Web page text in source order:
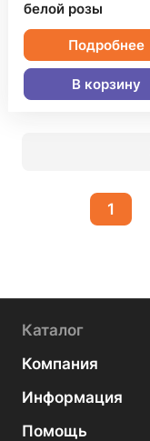
белой розы
Подробнее
В корзину
1
Каталог
Компания
Информация
Помощь